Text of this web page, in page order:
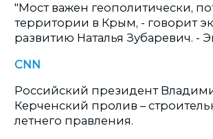
"Мост важен геополитически,
территории в Крым, - говорит
развитию Наталья Зубаревич. -
CNN
Российский президент
Керченский пролив –
летнего правления.